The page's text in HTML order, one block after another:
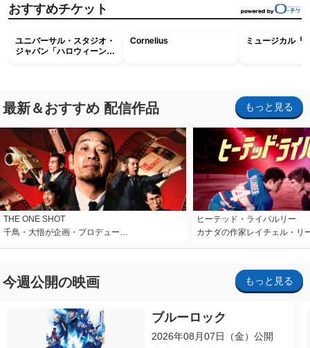
おすすめチケット
ユニバーサル・スタジオ・
ジャパン「ハロウィーン・
Cornelius ミュージカル『
最新＆おすすめ 配信作品 もっと見る
THE ONE SHOT
千鳥・大悟が企画・プロデュー…
ヒーテッド・ライバルリー
カナダの作家レイチェル・リ
今週公開の映画 もっと見る
ブルーロック
2026年08月07日（金）公開